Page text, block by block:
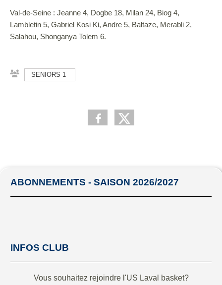
Val-de-Seine : Jeanne 4, Dogbe 18, Milan 24, Biog 4,
Lambletin 5, Gabriel Kosi Ki, Andre 5, Baltaze, Merabli 2,
Salahou, Shonganya Tolem 6.
SENIORS 1
ABONNEMENTS - SAISON 2026/2027
INFOS CLUB
Vous souhaitez rejoindre l'US Laval basket?